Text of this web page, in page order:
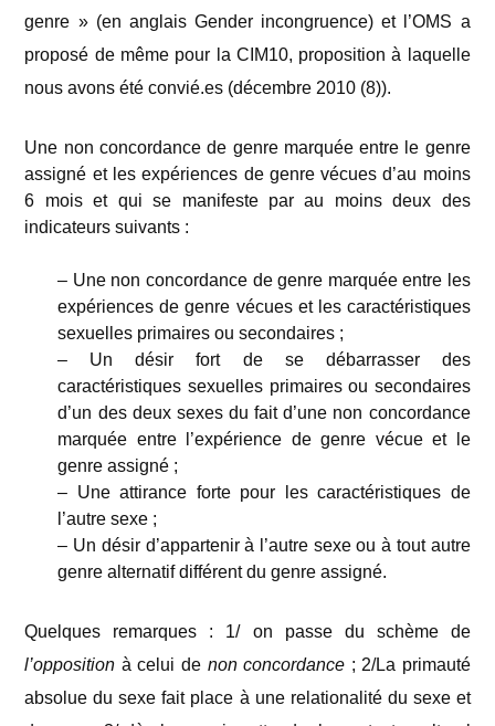
genre » (en anglais Gender incongruence) et l’OMS a
proposé de même pour la CIM10, proposition à laquelle
nous avons été convié.es (décembre 2010 (8)).
Une non concordance de genre marquée entre le genre
assigné et les expériences de genre vécues d’au moins
6 mois et qui se manifeste par au moins deux des
indicateurs suivants :
– Une non concordance de genre marquée entre les
expériences de genre vécues et les caractéristiques
sexuelles primaires ou secondaires ;
– Un désir fort de se débarrasser des
caractéristiques sexuelles primaires ou secondaires
d’un des deux sexes du fait d’une non concordance
marquée entre l’expérience de genre vécue et le
genre assigné ;
– Une attirance forte pour les caractéristiques de
l’autre sexe ;
– Un désir d’appartenir à l’autre sexe ou à tout autre
genre alternatif différent du genre assigné.
Quelques remarques : 1/ on passe du schème de
l’opposition à celui de non concordance ; 2/La primauté
absolue du sexe fait place à une relationalité du sexe et